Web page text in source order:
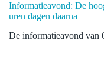
Informatieavond: De
uren dagen daarna
De informatieavond